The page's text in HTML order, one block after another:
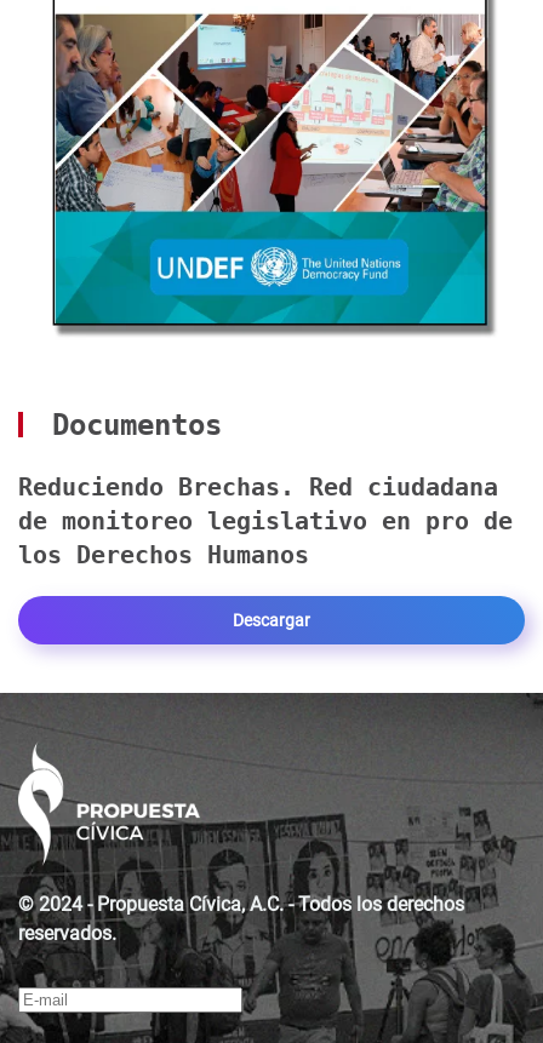
Documentos
Reduciendo Brechas. Red ciudadana
de monitoreo legislativo en pro de
los Derechos Humanos
Descargar
© 2024 - Propuesta Cívica, A.C. - Todos los derechos
reservados.